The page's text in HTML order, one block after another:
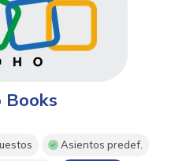
Books
Asientos predef.